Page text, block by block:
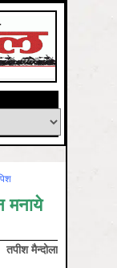
मनाये
तपीश मैन्दोला